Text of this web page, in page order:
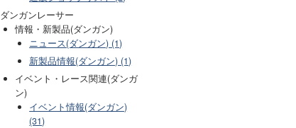
ダンガンレーサー
情報・新製品(ダンガン)
ニュース(ダンガン) (1)
新製品情報(ダンガン) (1)
イベント・レース関連(ダンガ
ン)
イベント情報(ダンガン)
(31)